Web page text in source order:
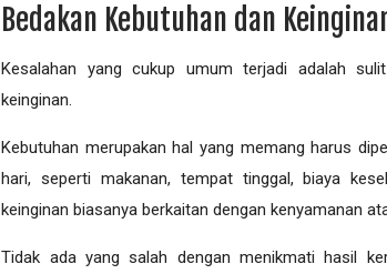
Bedakan Kebutuhan dan
Kesalahan yang cukup umum terjadi adalah
keinginan.
Kebutuhan merupakan hal yang memang harus
hari, seperti makanan, tempat tinggal, biaya
keinginan biasanya berkaitan dengan kenyamanan
Tidak ada yang salah dengan menikmati hasil